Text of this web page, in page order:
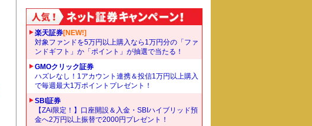
楽天証券[NEW!]
対象ファンドを5万円以上購入なら1万円分の「ファ
ンドギフト」か「ポイント」が抽選で当たる！
GMOクリック証券
ハズレなし！1アカウント連携＆投信1万円以上購入
で毎週最大1万ポイントプレゼント！
SBI証券
【ZAi限定！】口座開設＆入金・SBIハイブリッド預
金へ2万円以上振替で2000円プレゼント！